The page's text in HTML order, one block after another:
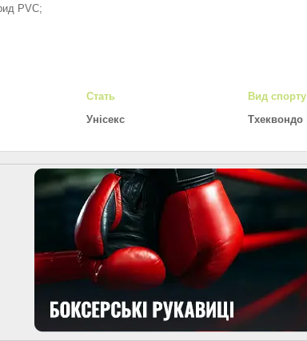
PVC;
Стать
Унісекс
Вид спорту
Тхеквондо